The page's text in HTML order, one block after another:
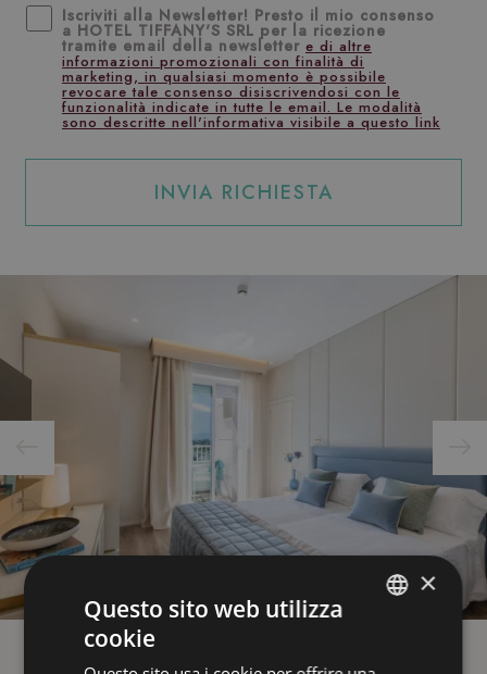
Iscriviti alla Newsletter! Presto il mio consenso
a HOTEL TIFFANY'S SRL per la ricezione
tramite email della newsletter e di altre
informazioni promozionali con finalità di
marketing, in qualsiasi momento è possibile
revocare tale consenso disiscrivendosi con le
funzionalità indicate in tutte le email. Le modalità
sono descritte nell'informativa visibile a questo link
INVIA RICHIESTA
×
Questo sito web utilizza
cookie